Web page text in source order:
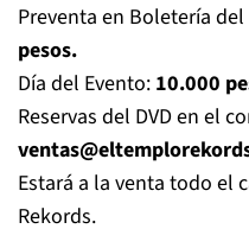
Preventa en Boletería
pesos.
Día del Evento: 10.000
Reservas del DVD en el
Estará a la venta todo el
Rekords.